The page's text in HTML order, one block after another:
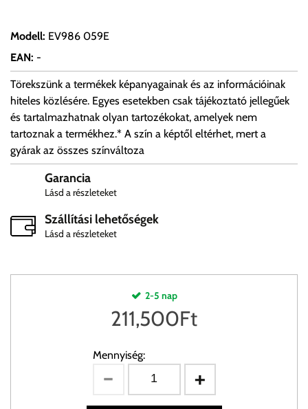
Modell: EV986 059E
EAN: -
Törekszünk a termékek képanyagainak és az információinak
hiteles közlésére. Egyes esetekben csak tájékoztató jellegűek
és tartalmazhatnak olyan tartozékokat, amelyek nem
tartoznak a termékhez.* A szín a képtől eltérhet, mert a
gyárak az összes színváltoza
Garancia
Lásd a részleteket
Szállítási lehetőségek
Lásd a részleteket
2-5 nap
211,500Ft
Mennyiség: